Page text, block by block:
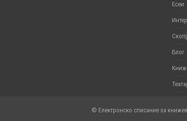
Есеи
Блог
© Електронско списание за